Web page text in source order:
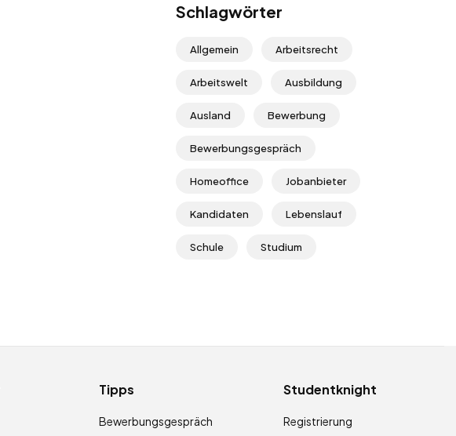
Schlagwörter
Allgemein Arbeitsrecht
Arbeitswelt Ausbildung
Ausland Bewerbung
Bewerbungsgespräch
Homeoffice Jobanbieter
Kandidaten Lebenslauf
Schule Studium
Tipps
Bewerbungsgespräch
Studentknight
Registrierung